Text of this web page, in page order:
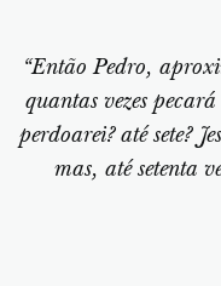
“Então Pedro,
quantas vezes
perdoarei? até sete?
mas, até setenta